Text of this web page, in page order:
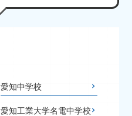
愛知中学校
愛知工業大学名電中学校